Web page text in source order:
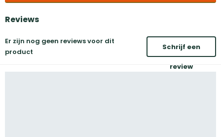
Reviews
Er zijn nog geen reviews voor dit
product
Schrijf een
review